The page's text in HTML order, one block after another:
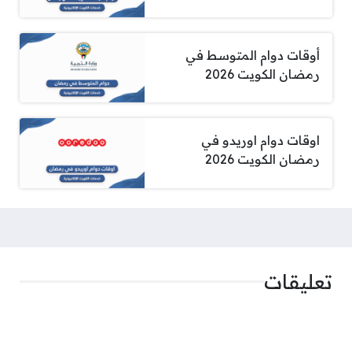
أوقات دوام المتوسط في
رمضان الكويت 2026
اوقات دوام اوريدو في
رمضان الكويت 2026
تعليقات